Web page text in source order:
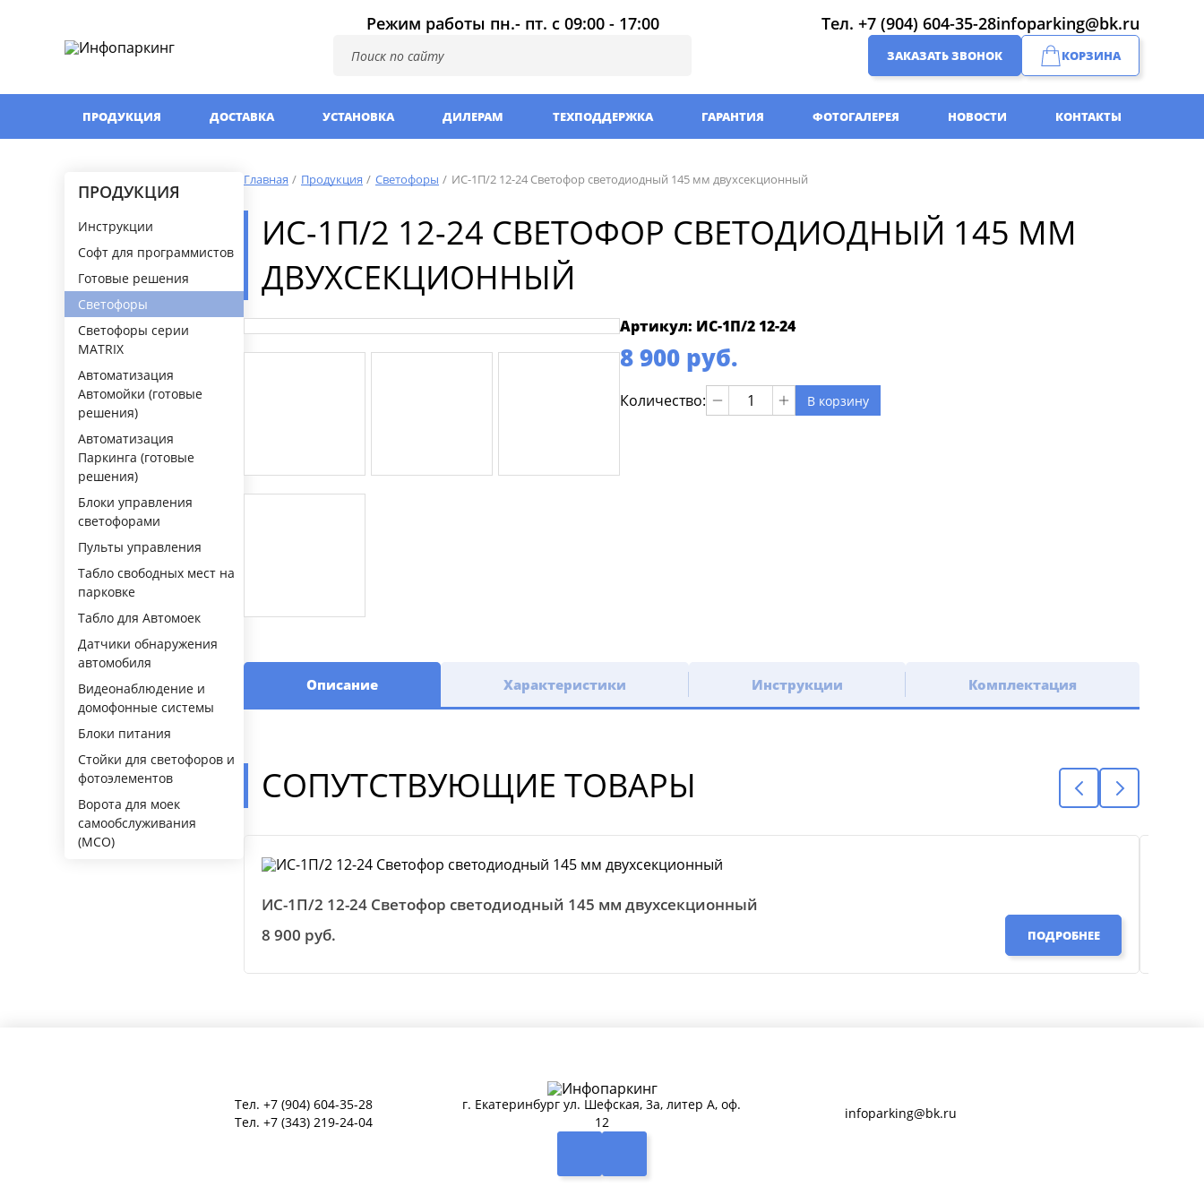
Режим работы пн.- пт. с 09:00 - 17:00 Тел. +7 (904) 604-35-28infoparking@bk.ru
ЗАКАЗАТЬ ЗВОНОК КОРЗИНА
ПРОДУКЦИЯ ДОСТАВКА УСТАНОВКА ДИЛЕРАМ ТЕХПОДДЕРЖКА ГАРАНТИЯ ФОТОГАЛЕРЕЯ НОВОСТИ КОНТАКТЫ
ПРОДУКЦИЯ
Инструкции
Софт для программистов
Готовые решения
Светофоры
Светофоры серии
MATRIX
Автоматизация
Автомойки (готовые
решения)
Автоматизация
Паркинга (готовые
решения)
Блоки управления
светофорами
Пульты управления
Табло свободных мест на
парковке
Табло для Автомоек
Датчики обнаружения
автомобиля
Видеонаблюдение и
домофонные системы
Блоки питания
Стойки для светофоров и
фотоэлементов
Ворота для моек
самообслуживания
(МСО)
Главная Продукция Светофоры ИС-1П/2 12-24 Светофор светодиодный 145 мм двухсекционный
ИС-1П/2 12-24 СВЕТОФОР СВЕТОДИОДНЫЙ 145 ММ
ДВУХСЕКЦИОННЫЙ
Артикул: ИС-1П/2 12-24
8 900 руб.
Количество: В корзину
Описание Характеристики Инструкции Комплектация
СОПУТСТВУЮЩИЕ ТОВАРЫ
ИС-1П/2 12-24 Светофор светодиодный 145 мм двухсекционный
8 900 руб.
ПОДРОБНЕЕ
Тел. +7 (904) 604-35-28
Тел. +7 (343) 219-24-04
г. Екатеринбург ул. Шефская, 3а, литер А, оф.
12
infoparking@bk.ru